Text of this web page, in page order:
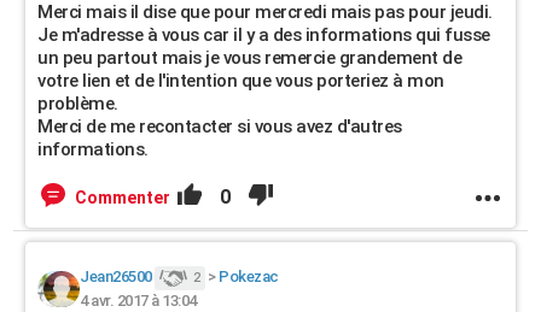
Merci mais il dise que pour mercredi mais pas pour jeudi.
Je m'adresse à vous car il y a des informations qui fusse
un peu partout mais je vous remercie grandement de
votre lien et de l'intention que vous porteriez à mon
problème.
Merci de me recontacter si vous avez d'autres
informations.
Commenter 0
Jean26500 2 > Pokezac
4 avr. 2017 à 13:04